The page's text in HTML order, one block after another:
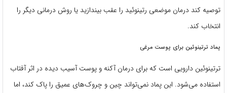
توصیه کند درمان موضعی رتینوئید را عقب بیندازید یا روش درمانی دیگر را
انتخاب کند.
پماد ترتینوئین برای پوست مرغی
ترتینوئین دارویی است که برای درمان آکنه و پوست آسیب دیده در اثر آفتاب
استفاده می‌شود. این پماد نمی‌تواند چین و چروک‌های عمیق را پاک کند، اما